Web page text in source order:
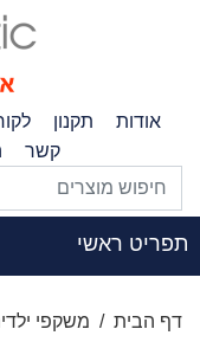
אודות תקנון
קשר
תפריט ראשי
דף הבית משקפי